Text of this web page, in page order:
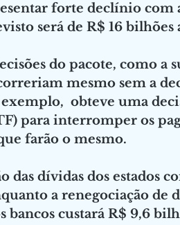
forte declínio com
será de R$ 16 bilhões
do pacote, como a
mesmo sem a
obteve uma
para interromper os
farão o mesmo.
das dívidas dos estados
a renegociação de
bancos custará R$ 9,6